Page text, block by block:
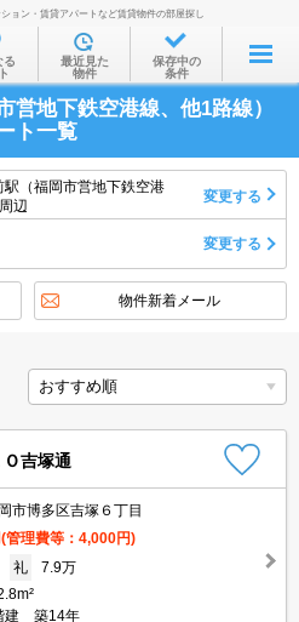
屋を探す
沿線・駅から
住所から
家賃相場から
通勤通学時間から
不動産会社から
ョン・賃貸アパートなど賃貸物件の部屋探し
る
最近見た
物件
保存中の
条件
地下鉄空港線、他1路線）
ト一覧
駅（福岡市営地下鉄空港
辺
変更する
変更する
物件新着メール
Ｏ吉塚通
市博多区吉塚６丁目
(管理費等：4,000円)
礼
7.9万
建 築14年